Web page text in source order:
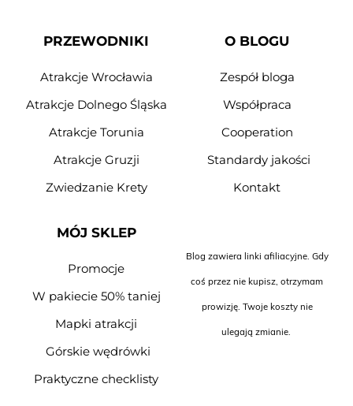
PRZEWODNIKI
Atrakcje Wrocławia
Atrakcje Dolnego Śląska
Atrakcje Torunia
Atrakcje Gruzji
Zwiedzanie Krety
O BLOGU
Zespół bloga
Współpraca
Cooperation
Standardy jakości
Kontakt
MÓJ SKLEP
Promocje
W pakiecie 50% taniej
Mapki atrakcji
Górskie wędrówki
Praktyczne checklisty
Blog zawiera linki afiliacyjne. Gdy
coś przez nie kupisz, otrzymam
prowizję. Twoje koszty nie
ulegają zmianie.